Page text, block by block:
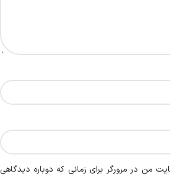
من در مرورگر برای زمانی که دوباره دیدگاهی